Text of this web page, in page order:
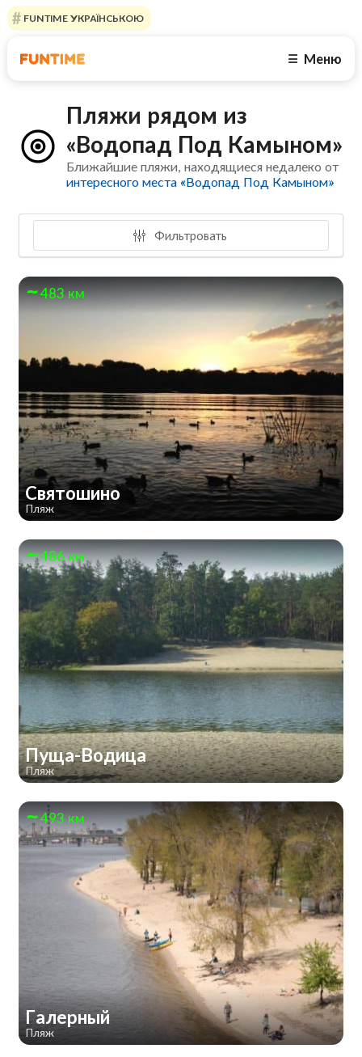
FUNTIME УКРАЇНСЬКОЮ
☰ Меню
Пляжи рядом из
«Водопад Под Камыном»
Ближайшие пляжи, находящиеся недалеко от
интересного места «Водопад Под Камыном»
Фильтровать
483 км
Святошино
Пляж
486 км
Пуща-Водица
Пляж
493 км
Галерный
Пляж